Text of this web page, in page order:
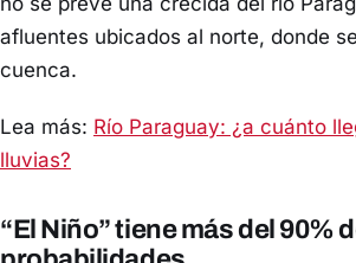
afluentes ubicados al norte, donde
cuenca.
Lea más: Río Paraguay: ¿a cuánto
lluvias?
“El Niño” tiene más del 90%